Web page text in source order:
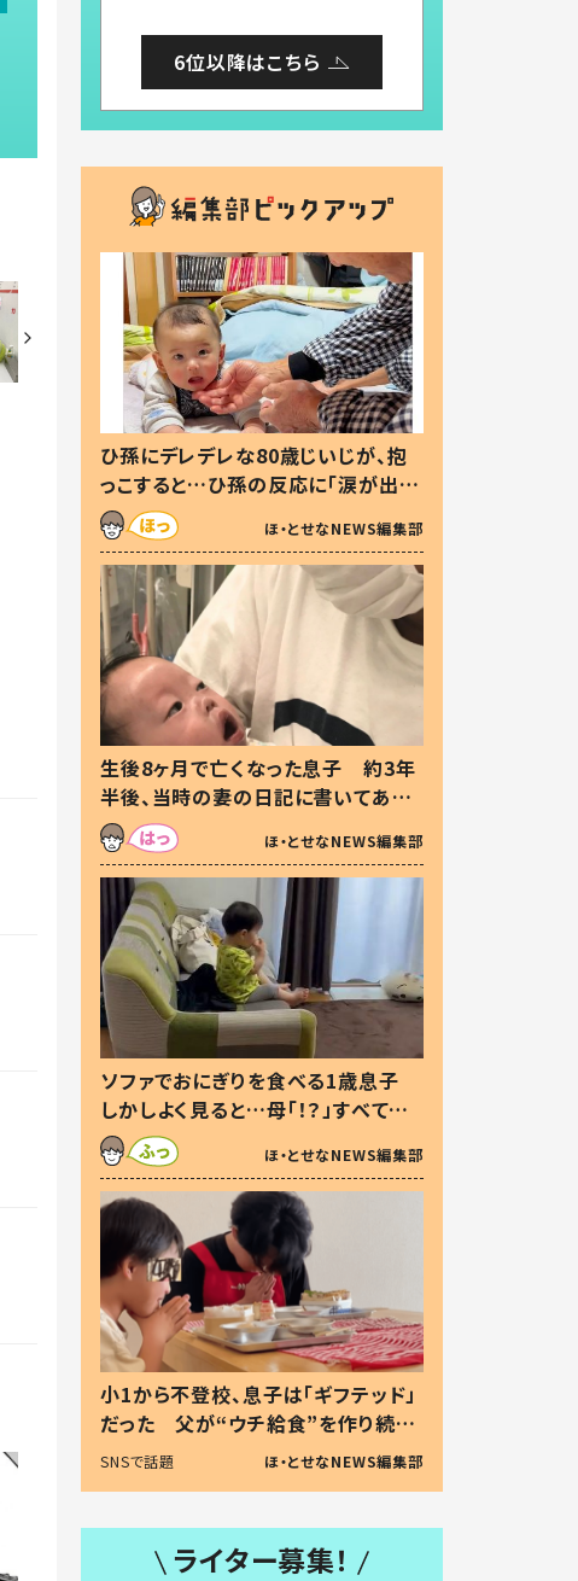
6位以降はこちら
ひ孫にデレデレな80歳じいじが、抱
っこすると…ひ孫の反応に「涙が出ま
した」「可愛くて仕方ない」
ほ・とせなNEWS編集部
生後8ヶ月で亡くなった息子 約3年
半後、当時の妻の日記に書いてあっ
た本音とは
ほ・とせなNEWS編集部
ソファでおにぎりを食べる1歳息子
しかしよく見ると…母「！？」すべてを
察した母の投稿に「可愛いから許
す！」「現行犯〜」
ほ・とせなNEWS編集部
小1から不登校、息子は「ギフテッド」
だった 父が“ウチ給食”を作り続け
る理由とは #令和の親 #令和の子
SNSで話題 ほ・とせなNEWS編集部
ライター募集！